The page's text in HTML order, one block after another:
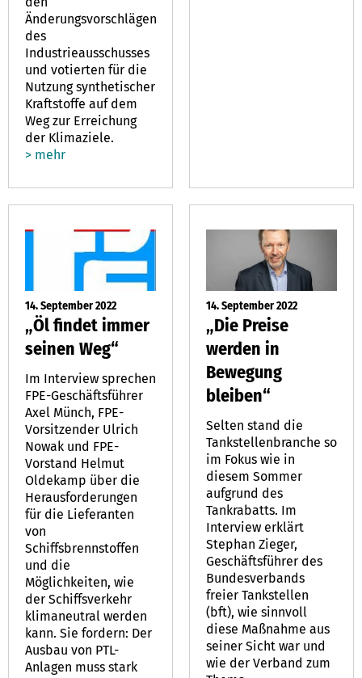
Änderungsvorschlägen
des
Industrieausschusses
und votierten für die
Nutzung synthetischer
Kraftstoffe auf dem
Weg zur Erreichung
der Klimaziele.
> mehr
14. September 2022
„Öl findet immer
seinen Weg“
Im Interview sprechen
FPE-Geschäftsführer
Axel Münch, FPE-
Vorsitzender Ulrich
Nowak und FPE-
Vorstand Helmut
Oldekamp über die
Herausforderungen
für die Lieferanten
von
Schiffsbrennstoffen
und die
Möglichkeiten, wie
der Schiffsverkehr
klimaneutral werden
kann. Sie fordern: Der
Ausbau von PTL-
Anlagen muss stark
14. September 2022
„Die Preise
werden in
Bewegung
bleiben“
Selten stand die
Tankstellenbranche so
im Fokus wie in
diesem Sommer
aufgrund des
Tankrabatts. Im
Interview erklärt
Stephan Zieger,
Geschäftsführer des
Bundesverbands
freier Tankstellen
(bft), wie sinnvoll
diese Maßnahme aus
seiner Sicht war und
wie der Verband zum